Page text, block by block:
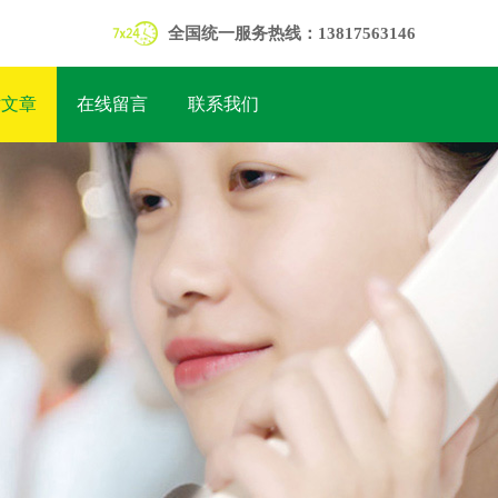
全国统一服务热线：13817563146
章 在线留言 联系我们